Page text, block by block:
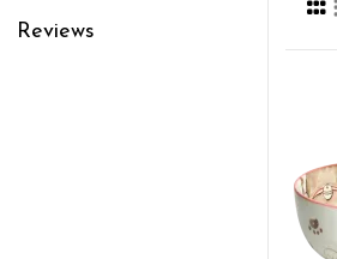
Reviews